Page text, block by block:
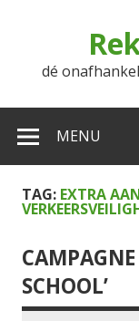
dé
MENU
TAG: EXTRA
SCHOOL’